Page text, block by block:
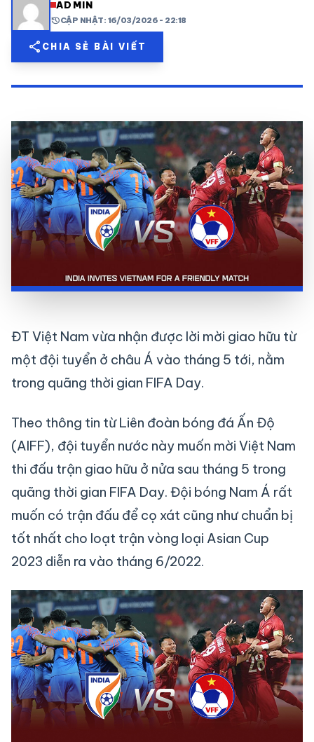
share mail
ADMIN
historyCẬP NHẬT: 16/03/2026 - 22:18
share CHIA SẺ BÀI VIẾT
ĐT Việt Nam vừa nhận được lời mời giao hữu từ
một đội tuyển ở châu Á vào tháng 5 tới, nằm
trong quãng thời gian FIFA Day.
Theo thông tin từ Liên đoàn bóng đá Ấn Độ
(AIFF), đội tuyển nước này muốn mời Việt Nam
thi đấu trận giao hữu ở nửa sau tháng 5 trong
quãng thời gian FIFA Day. Đội bóng Nam Á rất
muốn có trận đấu để cọ xát cũng như chuẩn bị
tốt nhất cho loạt trận vòng loại Asian Cup
2023 diễn ra vào tháng 6/2022.